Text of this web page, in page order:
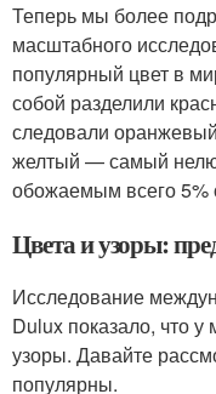
Теперь мы более
масштабного
популярный цвет в
собой разделили
следовали
желтый — самый
обожаемым всего
Цвета и узоры:
Исследование
Dulux показало, что
узоры. Давайте
популярны.